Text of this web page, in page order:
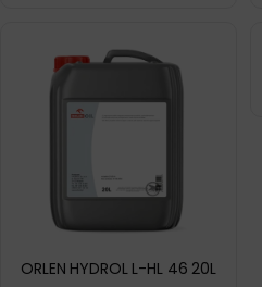
ORLEN HYDROL L-HL 46 20L